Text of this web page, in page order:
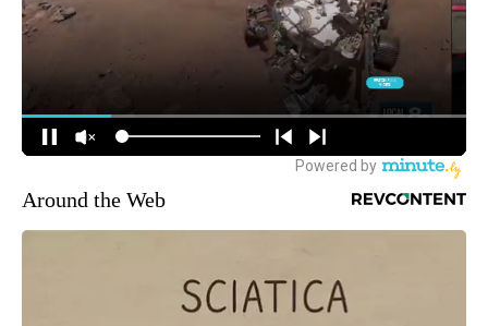
Around the Web